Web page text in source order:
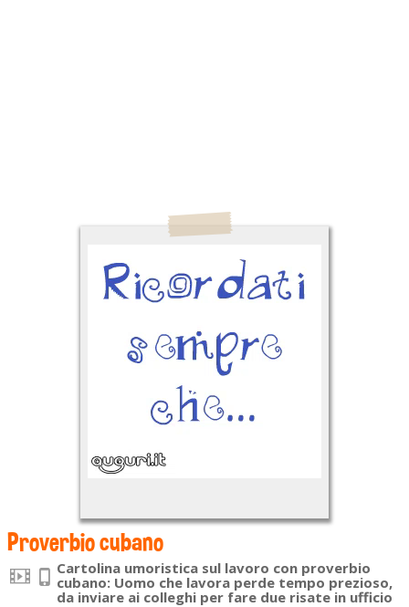
Proverbio cubano
Cartolina umoristica sul lavoro con proverbio
cubano: Uomo che lavora perde tempo prezioso,
da inviare ai colleghi per fare due risate in ufficio